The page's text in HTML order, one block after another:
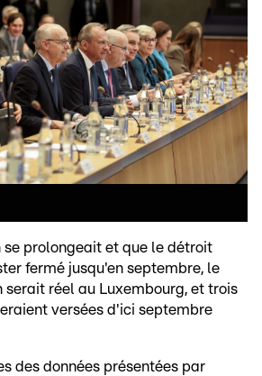
se prolongeait et que le détroit
fermé jusqu'en septembre, le
serait réel au Luxembourg, et trois
versées d'ici septembre
des données présentées par